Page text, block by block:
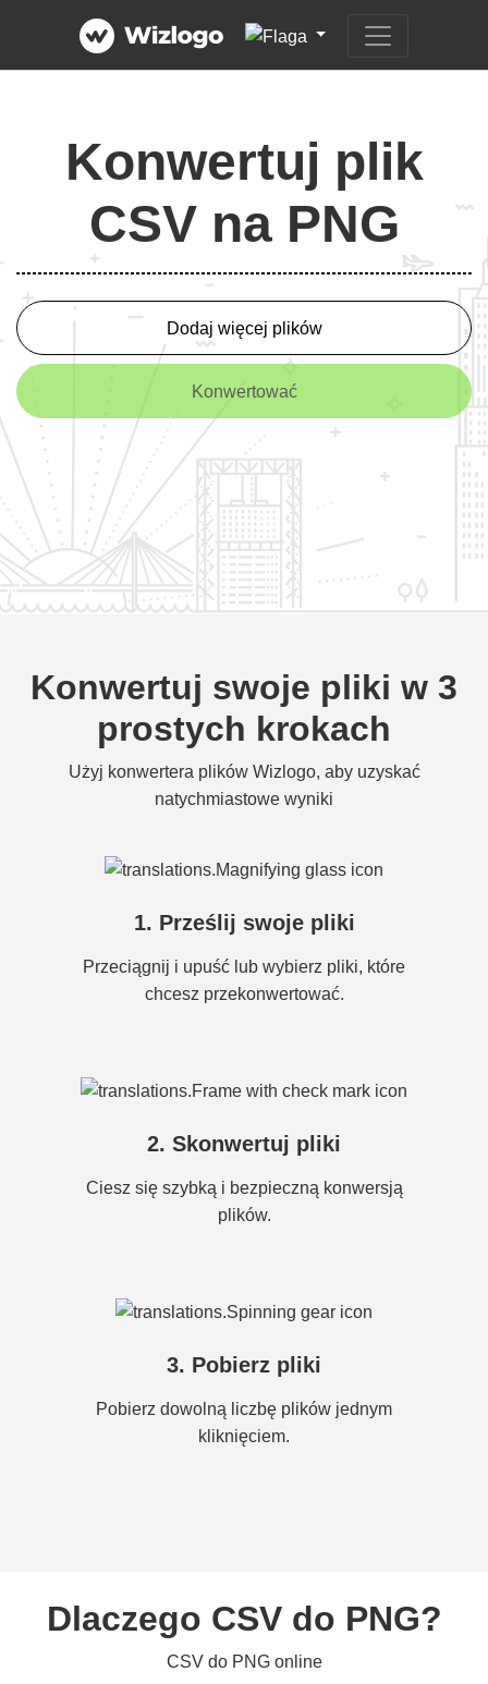
Konwertuj plik
CSV na PNG
Dodaj więcej plików
Konwertować
Konwertuj swoje pliki w 3
prostych krokach
Użyj konwertera plików Wizlogo, aby uzyskać
natychmiastowe wyniki
1. Prześlij swoje pliki
Przeciągnij i upuść lub wybierz pliki, które
chcesz przekonwertować.
2. Skonwertuj pliki
Ciesz się szybką i bezpieczną konwersją
plików.
3. Pobierz pliki
Pobierz dowolną liczbę plików jednym
kliknięciem.
Dlaczego CSV do PNG?
CSV do PNG online